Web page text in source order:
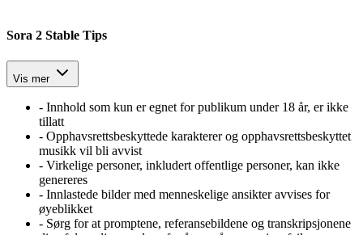
Sora 2 Stable Tips
Vis mer
- Innhold som kun er egnet for publikum under 18 år, er ikke
tillatt
- Opphavsrettsbeskyttede karakterer og opphavsrettsbeskyttet
musikk vil bli avvist
- Virkelige personer, inkludert offentlige personer, kan ikke
genereres
- Innlastede bilder med menneskelige ansikter avvises for
øyeblikket
- Sørg for at promptene, referansebildene og transkripsjonene